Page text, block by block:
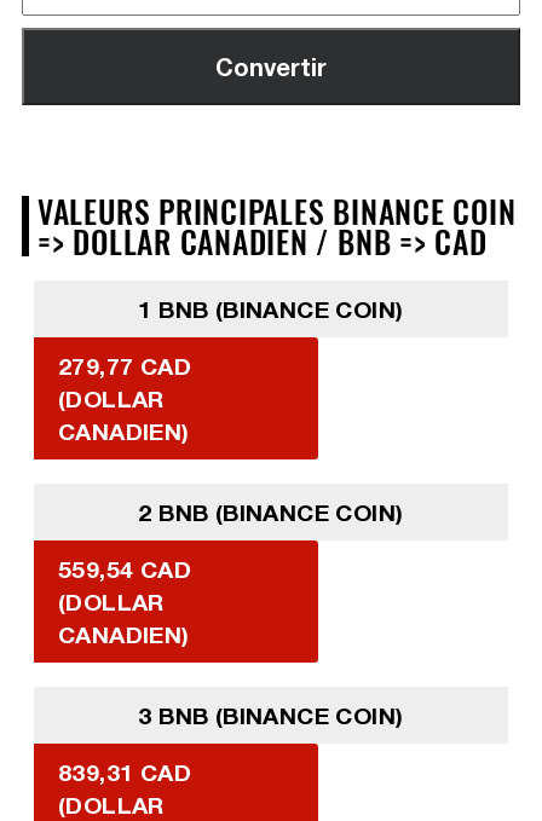
VALEURS PRINCIPALES BINANCE COIN
=> DOLLAR CANADIEN / BNB => CAD
1 BNB (BINANCE COIN)
279,77 CAD
(DOLLAR
CANADIEN)
2 BNB (BINANCE COIN)
559,54 CAD
(DOLLAR
CANADIEN)
3 BNB (BINANCE COIN)
839,31 CAD
(DOLLAR